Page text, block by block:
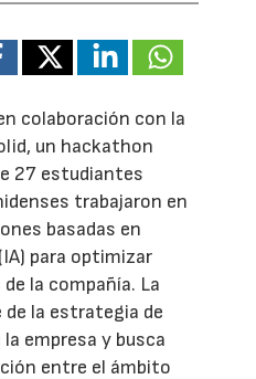
colaboración con la
un hackathon
27 estudiantes
trabajaron en
basadas en
para optimizar
la compañía. La
la estrategia de
empresa y busca
entre el ámbito